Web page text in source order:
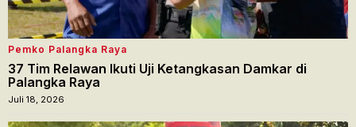
Pemko Palangka Raya
37 Tim Relawan Ikuti Uji Ketangkasan Damkar di
Palangka Raya
Juli 18, 2026